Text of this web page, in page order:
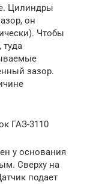
Цилиндры
он
Чтобы
зазор.
ГАЗ-3110
у основания
Сверху на
подает